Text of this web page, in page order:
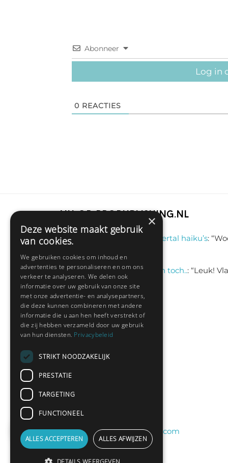
Abonneer
Log in
0 REACTIES
Nu op Propublishing.nl
Sas schrijft Een viertal haiku’s: “
Sas schrijftonlogisch toch..: “Leuk!
jul 9, 13:31
Nieuwste leden:
Hedianne
Fred Sanders
yvespf
peterelferink11@gmail.com
×
Deze website maakt gebruik
van cookies.
We gebruiken cookies om inhoud en
advertenties te personaliseren en om ons
verkeer te analyseren. We delen ook
informatie over uw gebruik van onze site
met onze advertentie- en analysepartners,
die deze kunnen combineren met andere
informatie die u aan hen heeft verstrekt of
die zij hebben verzameld door uw gebruik
van hun diensten. Privacybeleid
STRIKT NOODZAKELIJK
PRESTATIE
TARGETING
FUNCTIONEEL
ALLES ACCEPTEREN ALLES AFWIJZEN